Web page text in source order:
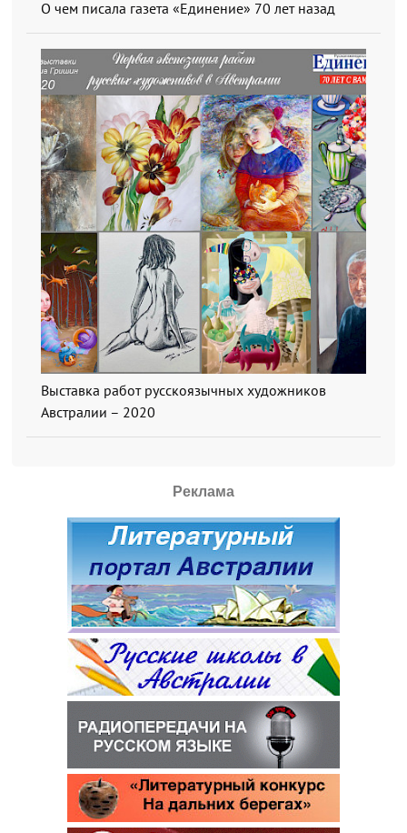
О чем писала газета «Единение» 70 лет назад
Выставка работ русскоязычных художников
Австралии – 2020
Реклама